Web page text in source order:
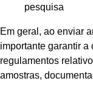
pesquisa
Em geral, ao enviar
importante garantir a
regulamentos
amostras,